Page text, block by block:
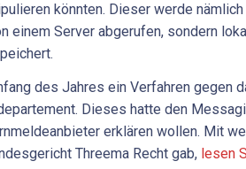
könnten. Dieser werde
einem Server abgerufen, sondern
des Jahres ein Verfahren gegen
Dieses hatte den
erklären wollen. Mit
Threema Recht gab, lesen